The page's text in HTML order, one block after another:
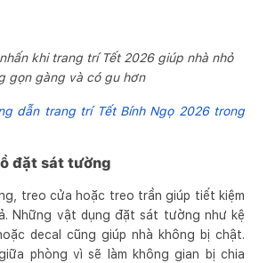
khi trang trí Tết 2026 giúp nhà nhỏ
gọn gàng và có gu hơn
dẫn trang trí Tết Bính Ngọ 2026 trong
đặt sát tường
treo cửa hoặc treo trần giúp tiết kiệm
Những vật dụng đặt sát tường như kệ
decal cũng giúp nhà không bị chật.
phòng vì sẽ làm không gian bị chia